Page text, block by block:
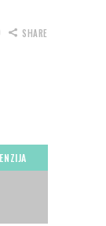
SHARE